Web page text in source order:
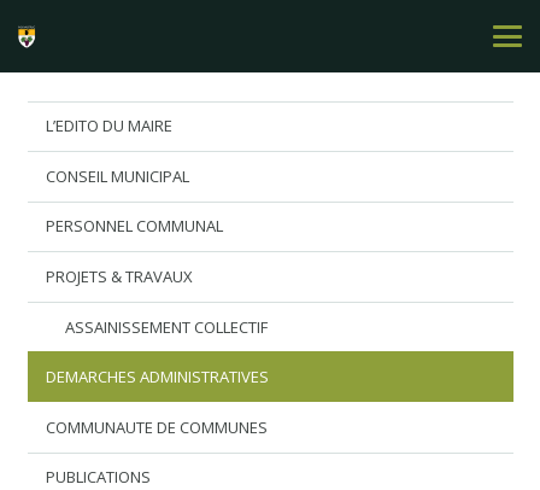
L’EDITO DU MAIRE
CONSEIL MUNICIPAL
PERSONNEL COMMUNAL
PROJETS & TRAVAUX
ASSAINISSEMENT COLLECTIF
DEMARCHES ADMINISTRATIVES
COMMUNAUTE DE COMMUNES
PUBLICATIONS